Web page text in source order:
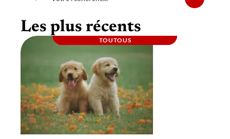
Les plus récents
TOUTOUS